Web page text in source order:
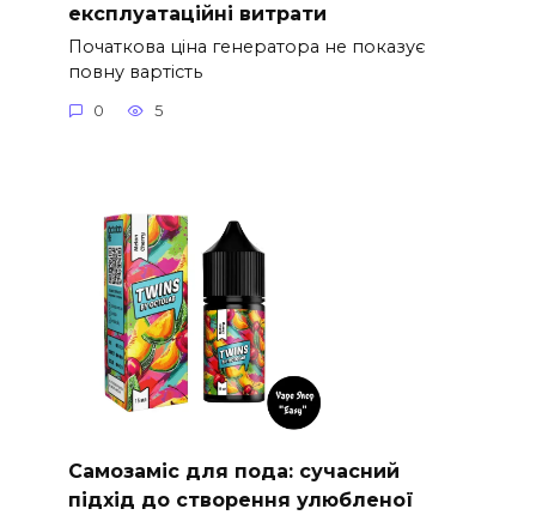
експлуатаційні витрати
Початкова ціна генератора не показує
повну вартість
0 5
Самозаміс для пода: сучасний
підхід до створення улюбленої